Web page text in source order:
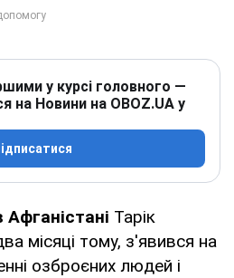
у курсі головного —
на Новини на OBOZ.UA у
Тарік
місяці тому, з'явився на
озброєних людей і